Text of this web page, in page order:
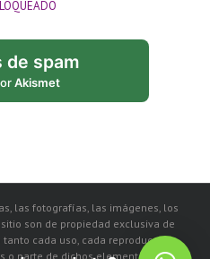
de spam
Akismet
las fotografías, las imágenes, los
son de propiedad exclusiva de
tanto cada uso, cada reproducción
o parte de dichos elementos, será